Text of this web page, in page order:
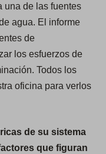
una de las fuentes
agua. El informe
de
los esfuerzos de
Todos los
oficina para verlos
de su sistema
que figuran